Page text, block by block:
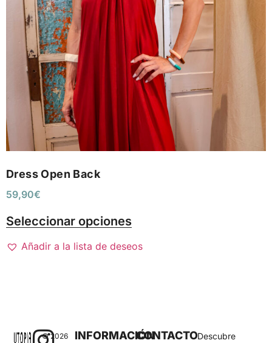
Dress Open Back
59,90€
Seleccionar opciones
Añadir a la lista de deseos
© 2026
Descubre
CONTACTO
INFORMACIÓN